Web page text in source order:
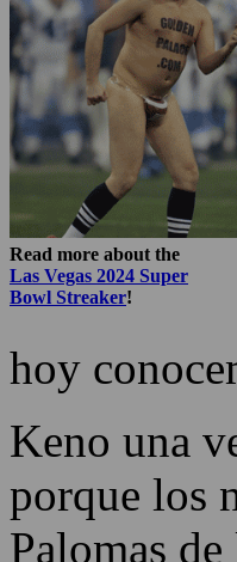
Read more about the
Las Vegas 2024 Super
Bowl Streaker!
hoy
Keno una
porque los
Palomas